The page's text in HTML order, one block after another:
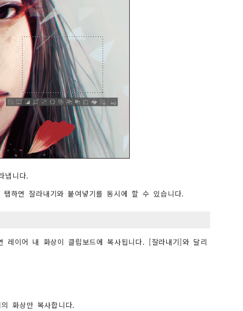
냅니다.
하면 잘라내기와 붙여넣기를 동시에 할 수 있습니다.
레이어 내 화상이 클립보드에 복사됩니다. [잘라내기]와 달리
화상만 복사합니다.